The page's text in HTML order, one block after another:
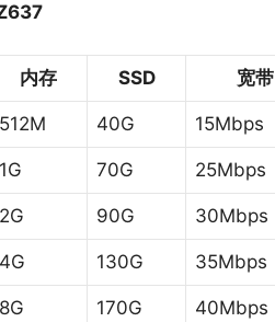
内存 SSD 宽带
512M 40G 15Mbps
1G 70G 25Mbps
2G 90G 30Mbps
4G 130G 35Mbps
8G 170G 40Mbps